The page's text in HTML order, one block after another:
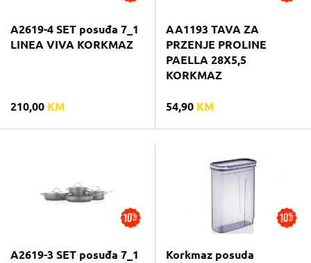
A2619-4 SET posuđa 7_1
LINEA VIVA KORKMAZ
210,00 KM
AA1193 TAVA ZA
PRZENJE PROLINE
PAELLA 28X5,5
KORKMAZ
54,90 KM
A2619-3 SET posuđa 7_1
Korkmaz posuda